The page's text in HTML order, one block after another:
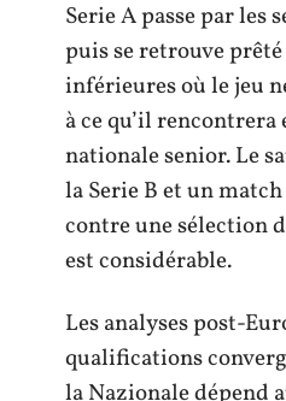
Serie A passe par les
puis se retrouve
inférieures où le jeu
à ce qu’il rencontrera
nationale senior. Le
la Serie B et un
contre une sélection
est considérable.
Les analyses post-
qualifications
la Nazionale dépend